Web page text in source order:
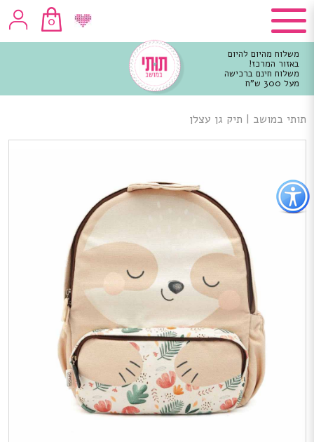
כפתור
לפתיחת
תפריט
נגישות
0
משלוח מהיום להיום
באזור המרכז!
משלוח חינם ברכישה
מעל 300 ש"ח
מרכזי
תותי במושב | תיק גן עצלן